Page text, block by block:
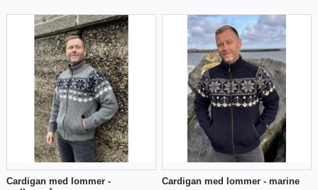
Cardigan med lommer -
Cardigan med lommer - marine